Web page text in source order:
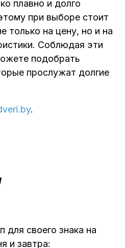
плавно и долго
при выборе стоит
только на цену, но и на
Соблюдая эти
подобрать
прослужат долгие
.
для своего знака на
и завтра: